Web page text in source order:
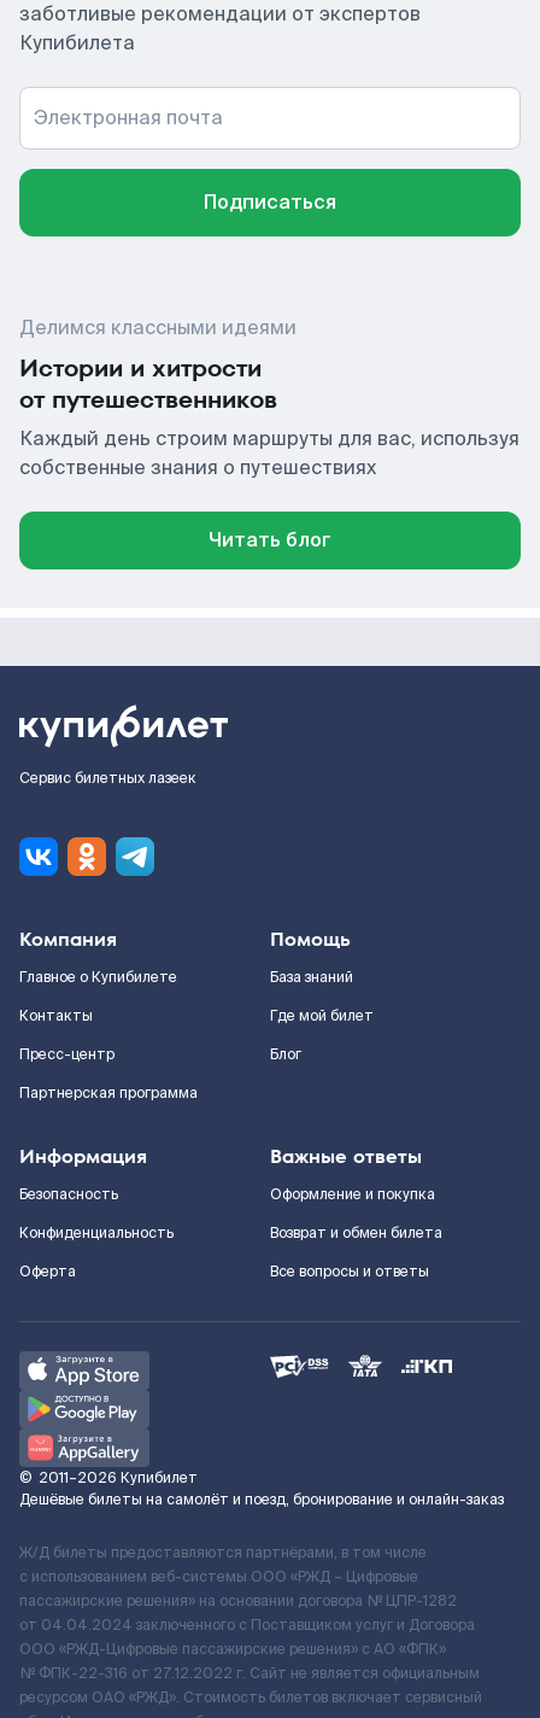
заботливые рекомендации от экспертов
Купибилета
Электронная почта
Подписаться
Делимся классными идеями
Истории и хитрости
от путешественников
Каждый день строим маршруты для вас, используя
собственные знания о путешествиях
Читать блог
Сервис билетных лазеек
Компания
Главное о Купибилете
Контакты
Пресс-центр
Партнерская программа
Помощь
База знаний
Где мой билет
Блог
Информация
Безопасность
Конфиденциальность
Оферта
Важные ответы
Оформление и покупка
Возврат и обмен билета
Все вопросы и ответы
© 2011–2026 Купибилет
Дешёвые билеты на самолёт и поезд, бронирование и онлайн-заказ
Ж/Д билеты предоставляются партнёрами, в том числе
с использованием веб-системы ООО «РЖД – Цифровые
пассажирские решения» на основании договора № ЦПР-1282
от 04.04.2024 заключенного с Поставщиком услуг и Договора
ООО «РЖД-Цифровые пассажирские решения» c АО «ФПК»
№ ФПК-22-316 от 27.12.2022 г. Сайт не является официальным
ресурсом ОАО «РЖД». Стоимость билетов включает сервисный